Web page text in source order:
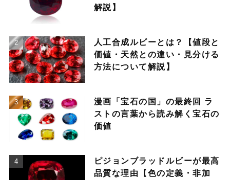
解説】
人工合成ルビーとは？【値段と
価値・天然との違い・見分ける
方法について解説】
漫画「宝石の国」の最終回 ラ
ストの言葉から読み解く宝石の
価値
ピジョンブラッドルビーが最高
品質な理由【色の定義・非加